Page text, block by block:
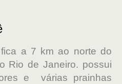
a 7 km ao norte do
Rio de Janeiro. possui
e várias prainhas